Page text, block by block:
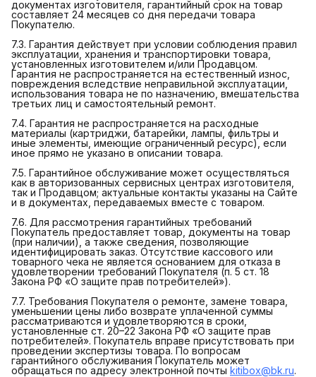
документах изготовителя, гарантийный срок на товар
составляет 24 месяцев со дня передачи товара
Покупателю.
7.3. Гарантия действует при условии соблюдения правил
эксплуатации, хранения и транспортировки товара,
установленных изготовителем и/или Продавцом.
Гарантия не распространяется на естественный износ,
повреждения вследствие неправильной эксплуатации,
использования товара не по назначению, вмешательства
третьих лиц и самостоятельный ремонт.
7.4. Гарантия не распространяется на расходные
материалы (картриджи, батарейки, лампы, фильтры и
иные элементы, имеющие ограниченный ресурс), если
иное прямо не указано в описании товара.
7.5. Гарантийное обслуживание может осуществляться
как в авторизованных сервисных центрах изготовителя,
так и Продавцом; актуальные контакты указаны на Сайте
и в документах, передаваемых вместе с товаром.
7.6. Для рассмотрения гарантийных требований
Покупатель предоставляет товар, документы на товар
(при наличии), а также сведения, позволяющие
идентифицировать заказ. Отсутствие кассового или
товарного чека не является основанием для отказа в
удовлетворении требований Покупателя (п. 5 ст. 18
Закона РФ «О защите прав потребителей»).
7.7. Требования Покупателя о ремонте, замене товара,
уменьшении цены либо возврате уплаченной суммы
рассматриваются и удовлетворяются в сроки,
установленные ст. 20–22 Закона РФ «О защите прав
потребителей». Покупатель вправе присутствовать при
проведении экспертизы товара. По вопросам
гарантийного обслуживания Покупатель может
обращаться по адресу электронной почты kitibox@bk.ru.